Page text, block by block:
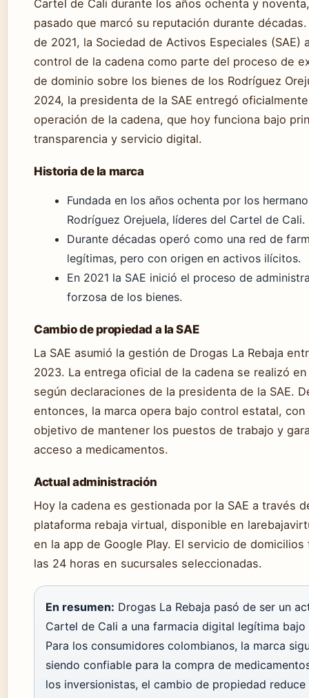
Cartel de Cali durante los años ochenta y
pasado que marcó su reputación durante
de 2021, la Sociedad de Activos Especiales (SAE)
control de la cadena como parte del proceso de
de dominio sobre los bienes de los Rodríguez
2024, la presidenta de la SAE entregó
operación de la cadena, que hoy funciona bajo
transparencia y servicio digital.
Historia de la marca
Fundada en los años ochenta por los
Rodríguez Orejuela, líderes del Cartel de Cali.
Durante décadas operó como una red de
legítimas, pero con origen en activos ilícitos.
En 2021 la SAE inició el proceso de
forzosa de los bienes.
Cambio de propiedad a la SAE
La SAE asumió la gestión de Drogas La Rebaja
2023. La entrega oficial de la cadena se realizó
según declaraciones de la presidenta de la SAE.
entonces, la marca opera bajo control estatal, con
objetivo de mantener los puestos de trabajo y
acceso a medicamentos.
Actual administración
Hoy la cadena es gestionada por la SAE a través
plataforma rebaja virtual, disponible en
en la app de Google Play. El servicio de domicilios
las 24 horas en sucursales seleccionadas.
En resumen: Drogas La Rebaja pasó de ser un
Cartel de Cali a una farmacia digital legítima bajo
Para los consumidores colombianos, la marca
siendo confiable para la compra de
los inversionistas, el cambio de propiedad reduce